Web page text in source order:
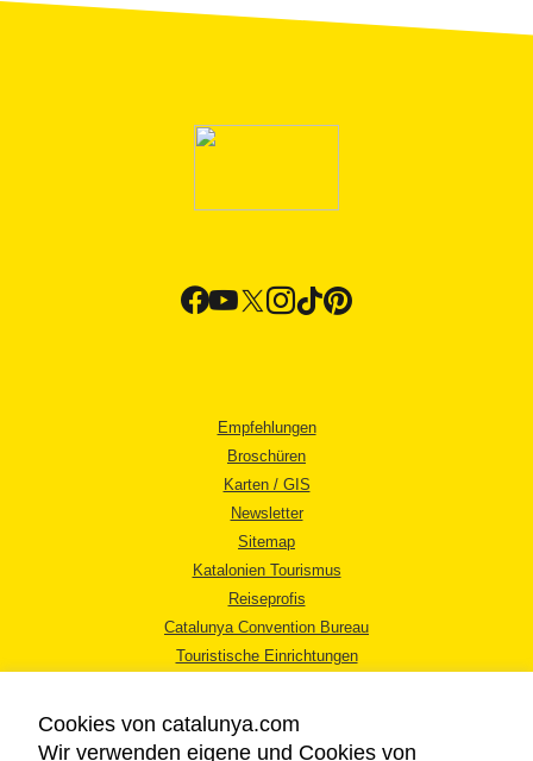
Empfehlungen
Broschüren
Karten / GIS
Newsletter
Sitemap
Katalonien Tourismus
Reiseprofis
Catalunya Convention Bureau
Touristische Einrichtungen
Cookies von catalunya.com
Wir verwenden eigene und Cookies von